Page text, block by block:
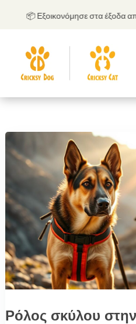
📦 Εξοικονόμησε στα έξοδα
Ρόλος σκύλου στην